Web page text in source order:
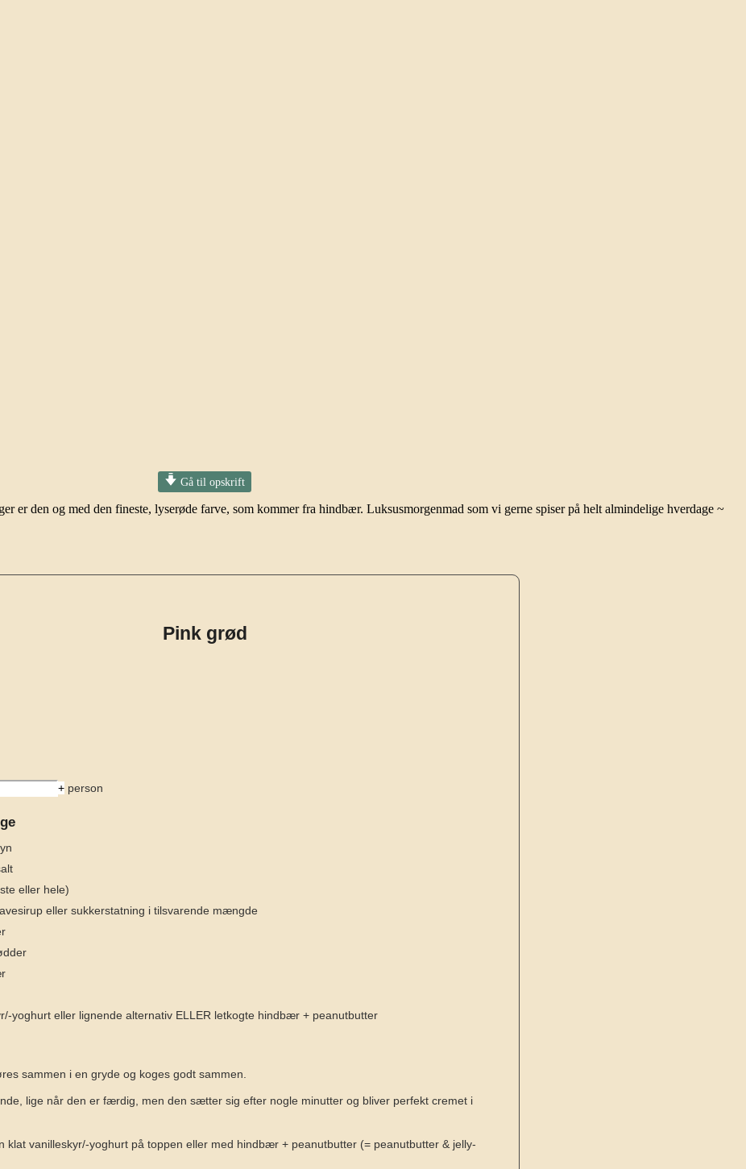
Gå til opskrift
er den og med den fineste, lyserøde farve, som kommer fra hindbær. Luksusmorgenmad som vi gerne spiser på helt almindelige hverdage ~
Pink grød
+ person
eller hele)
eller sukkerstatning i tilsvarende mængde
yoghurt eller lignende alternativ ELLER letkogte hindbær + peanutbutter
sammen i en gryde og koges godt sammen.
lige når den er færdig, men den sætter sig efter nogle minutter og bliver perfekt cremet i
klat vanilleskyr/-yoghurt på toppen eller med hindbær + peanutbutter (= peanutbutter & jelly-